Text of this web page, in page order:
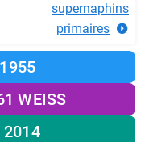
supernaphins
primaires
WEISS
2014